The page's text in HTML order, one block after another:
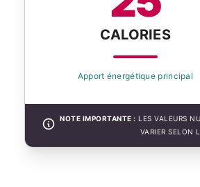
CALORIES
Apport énergétique principal
NOTE IMPORTANTE : LES VALEURS
VARIER SELON